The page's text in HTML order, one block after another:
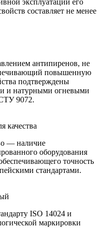
составляет не менее
антипиренов, не
повышенную
подтверждены
и натурными огневыми
9072.
качества
— наличие
оборудования
точность
стандартами.
ISO 14024 и
маркировки